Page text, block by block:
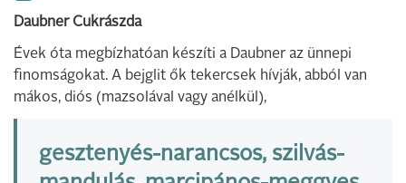
Daubner Cukrászda
Évek óta megbízhatóan készíti a Daubner az ünnepi
finomságokat. A bejglit ők tekercsek hívják, abból van
mákos, diós (mazsolával vagy anélkül),
gesztenyés-narancsos, szilvás-